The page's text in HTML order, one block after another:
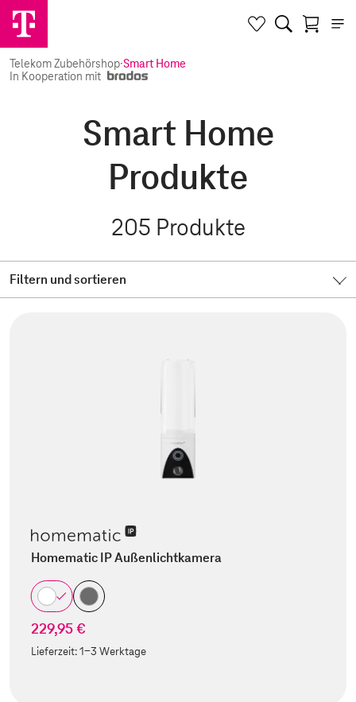
Telekom Zubehörshop·Smart Home
In Kooperation mit
Smart Home
Produkte
205 Produkte
Filtern und sortieren
Homematic IP Außenlichtkamera
229,95 €
Lieferzeit:1-3 Werktage